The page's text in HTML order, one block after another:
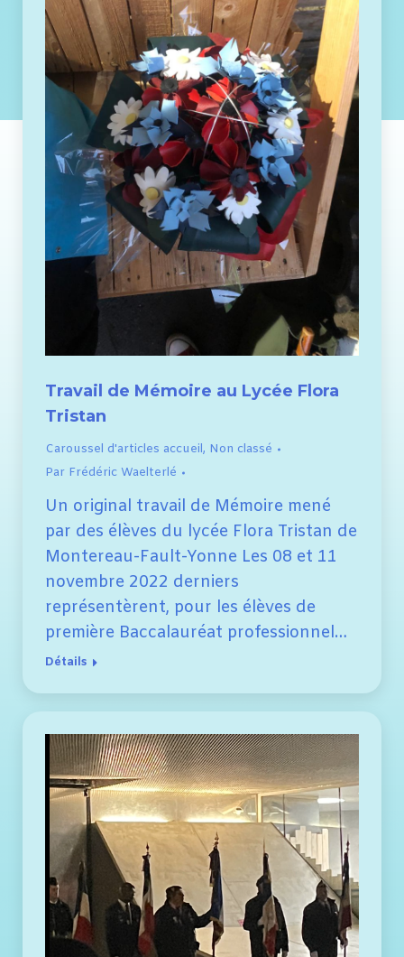
Travail de Mémoire au Lycée Flora
Tristan
Caroussel d'articles accueil, Non classé
Par Frédéric Waelterlé
Un original travail de Mémoire mené
par des élèves du lycée Flora Tristan de
Montereau-Fault-Yonne Les 08 et 11
novembre 2022 derniers
représentèrent, pour les élèves de
première Baccalauréat professionnel…
Détails